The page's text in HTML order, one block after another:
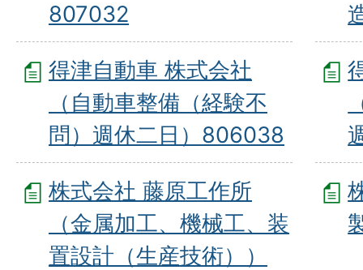
807032
得津自動車 株式会社
（自動車整備（経験不
問）週休二日）806038
株式会社 藤原工作所
（金属加工、機械工、装
置設計（生産技術））